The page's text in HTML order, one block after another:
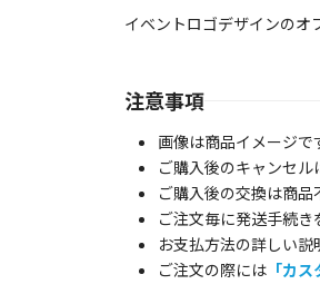
イベントロゴデザインのオ
注意事項
画像は商品イメージで
ご購入後のキャンセル
ご購入後の交換は商品
ご注文毎に発送手続き
お支払方法の詳しい説
ご注文の際には 「カ